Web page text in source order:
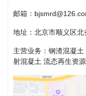
邮箱：
地址：北京市顺义区
主营业务：钢渣混凝
射混凝土 流态再生资